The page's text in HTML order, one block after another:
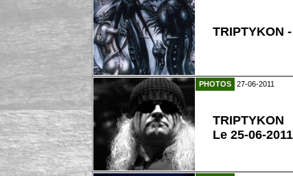
TRIPTYKON
PHOTOS 27-06-2011
TRIPTYKON
Le 25-06-